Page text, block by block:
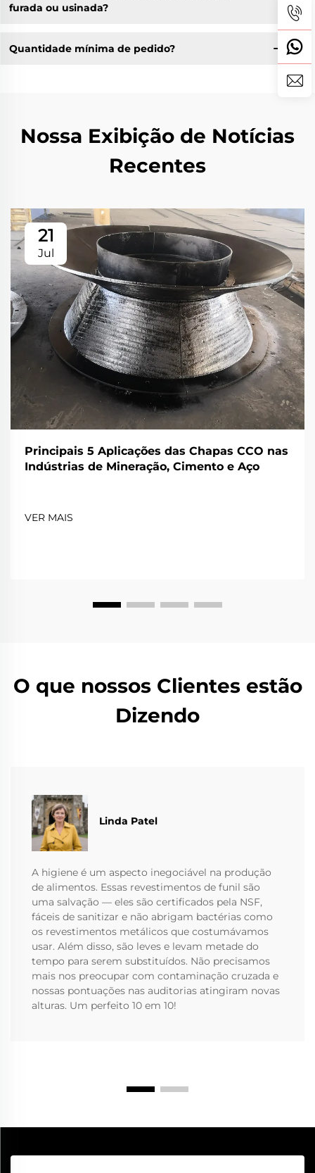
furada ou usinada?
Quantidade mínima de pedido?
Nossa Exibição de Notícias
Recentes
21
Jul
Principais 5 Aplicações das Chapas CCO nas
Indústrias de Mineração, Cimento e Aço
VER MAIS
O que nossos Clientes estão
Dizendo
Linda Patel
A higiene é um aspecto inegociável na produção
de alimentos. Essas revestimentos de funil são
uma salvação — eles são certificados pela NSF,
fáceis de sanitizar e não abrigam bactérias como
os revestimentos metálicos que costumávamos
usar. Além disso, são leves e levam metade do
tempo para serem substituídos. Não precisamos
mais nos preocupar com contaminação cruzada e
nossas pontuações nas auditorias atingiram novas
alturas. Um perfeito 10 em 10!